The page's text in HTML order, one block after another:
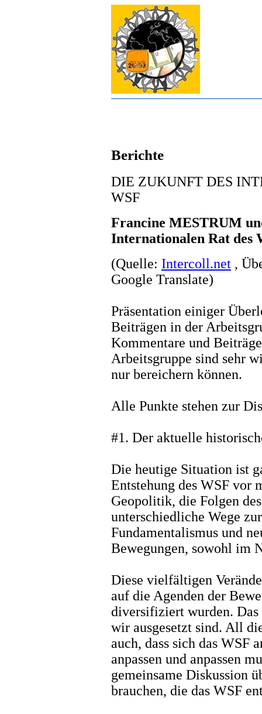
Berichte
DIE ZUKUNFT DES
WSF
Francine MESTRUM
Internationalen Rat des
(Quelle: Intercoll.net ,
Google Translate)
Präsentation einiger
Beiträgen in der
Kommentare und
Arbeitsgruppe sind sehr
nur bereichern können.
Alle Punkte stehen zur
#1. Der aktuelle
Die heutige Situation ist
Entstehung des WSF vor
Geopolitik, die Folgen
unterschiedliche Wege
Fundamentalismus und
Bewegungen, sowohl im
Diese vielfältigen
auf die Agenden der
diversifiziert wurden.
wir ausgesetzt sind. All
auch, dass sich das WSF
anpassen und anpassen
gemeinsame Diskussion
brauchen, die das WSF